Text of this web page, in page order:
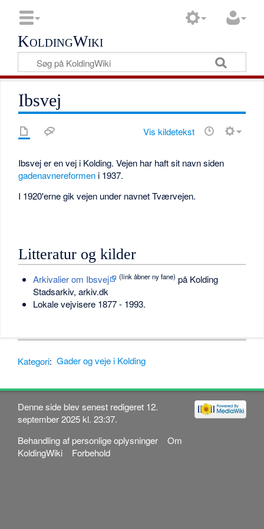
KoldingWiki
Ibsvej
Vis kildetekst
Ibsvej er en vej i Kolding. Vejen har haft sit navn siden
gadenavnereformen i 1937.
I 1920'erne gik vejen under navnet Tværvejen.
Litteratur og kilder
Arkivalier om Ibsvej (link åbner ny fane) på Kolding
Stadsarkiv, arkiv.dk
Lokale vejvisere 1877 - 1993.
Kategori: Gader og veje i Kolding
Denne side blev senest redigeret 12.
september 2025 kl. 23:37.
Behandling af personlige oplysninger
Om
KoldingWiki
Forbehold